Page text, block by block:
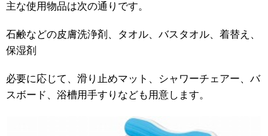
主な使用物品は次の通りです。
石鹸などの皮膚洗浄剤、タオル、バスタオル、着替え、
保湿剤
必要に応じて、滑り止めマット、シャワーチェアー、バ
スボード、浴槽用手すりなども用意します。